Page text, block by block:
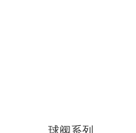
球阀系列